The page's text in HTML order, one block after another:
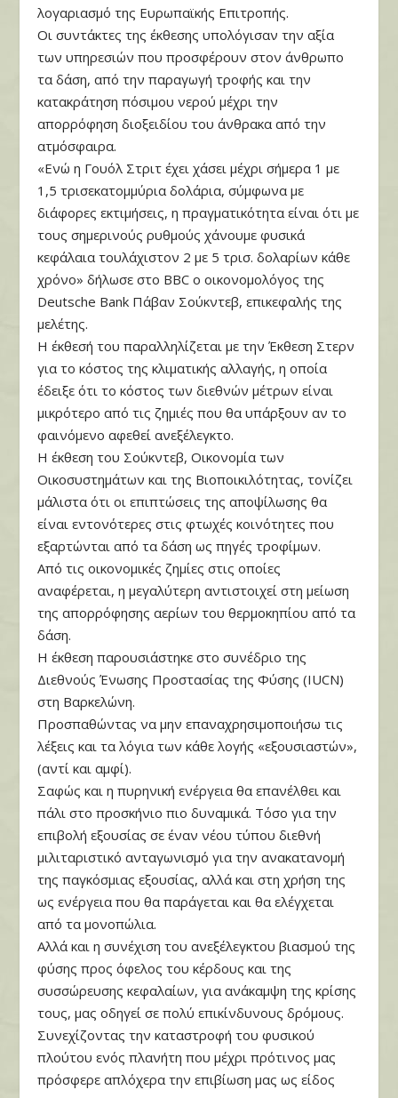
λογαριασμό της Ευρωπαϊκής Επιτροπής.
Οι συντάκτες της έκθεσης υπολόγισαν την αξία
των υπηρεσιών που προσφέρουν στον άνθρωπο
τα δάση, από την παραγωγή τροφής και την
κατακράτηση πόσιμου νερού μέχρι την
απορρόφηση διοξειδίου του άνθρακα από την
ατμόσφαιρα.
«Ενώ η Γουόλ Στριτ έχει χάσει μέχρι σήμερα 1 με
1,5 τρισεκατομμύρια δολάρια, σύμφωνα με
διάφορες εκτιμήσεις, η πραγματικότητα είναι ότι με
τους σημερινούς ρυθμούς χάνουμε φυσικά
κεφάλαια τουλάχιστον 2 με 5 τρισ. δολαρίων κάθε
χρόνο» δήλωσε στο BBC ο οικονομολόγος της
Deutsche Bank Πάβαν Σούκντεβ, επικεφαλής της
μελέτης.
Η έκθεσή του παραλληλίζεται με την Έκθεση Στερν
για το κόστος της κλιματικής αλλαγής, η οποία
έδειξε ότι το κόστος των διεθνών μέτρων είναι
μικρότερο από τις ζημιές που θα υπάρξουν αν το
φαινόμενο αφεθεί ανεξέλεγκτο.
Η έκθεση του Σούκντεβ, Οικονομία των
Οικοσυστημάτων και της Βιοποικιλότητας, τονίζει
μάλιστα ότι οι επιπτώσεις της αποψίλωσης θα
είναι εντονότερες στις φτωχές κοινότητες που
εξαρτώνται από τα δάση ως πηγές τροφίμων.
Από τις οικονομικές ζημίες στις οποίες
αναφέρεται, η μεγαλύτερη αντιστοιχεί στη μείωση
της απορρόφησης αερίων του θερμοκηπίου από τα
δάση.
Η έκθεση παρουσιάστηκε στο συνέδριο της
Διεθνούς Ένωσης Προστασίας της Φύσης (IUCN)
στη Βαρκελώνη.
Προσπαθώντας να μην επαναχρησιμοποιήσω τις
λέξεις και τα λόγια των κάθε λογής «εξουσιαστών»,
(αντί και αμφί).
Σαφώς και η πυρηνική ενέργεια θα επανέλθει και
πάλι στο προσκήνιο πιο δυναμικά. Τόσο για την
επιβολή εξουσίας σε έναν νέου τύπου διεθνή
μιλιταριστικό ανταγωνισμό για την ανακατανομή
της παγκόσμιας εξουσίας, αλλά και στη χρήση της
ως ενέργεια που θα παράγεται και θα ελέγχεται
από τα μονοπώλια.
Αλλά και η συνέχιση του ανεξέλεγκτου βιασμού της
φύσης προς όφελος του κέρδους και της
συσσώρευσης κεφαλαίων, για ανάκαμψη της κρίσης
τους, μας οδηγεί σε πολύ επικίνδυνους δρόμους.
Συνεχίζοντας την καταστροφή του φυσικού
πλούτου ενός πλανήτη που μέχρι πρότινος μας
πρόσφερε απλόχερα την επιβίωση μας ως είδος